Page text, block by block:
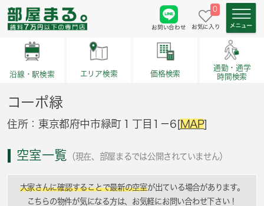
お問い合わせ
0
お気に入り
沿線・駅検索 エリア検索 価格検索
通勤・通学
時間検索
コーポ緑
住所：東京都府中市緑町１丁目1－6[MAP]
空室一覧 （現在、部屋まるでは公開されていません）
大家さんに確認することで最新の空室が出ている場合があります。
こちらの物件が気になる方は、お気軽にお問い合わせ下さい！